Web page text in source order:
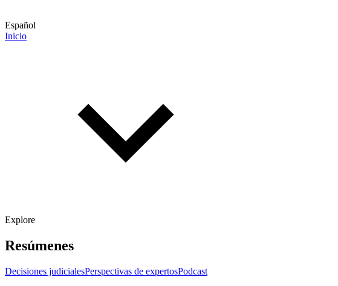
Español
Inicio
Explore
Resúmenes
Decisiones judicialesPerspectivas de expertosPodcast